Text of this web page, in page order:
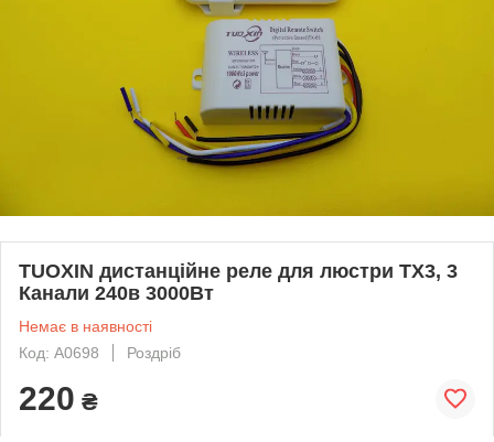
TUOXIN дистанційне реле для люстри TX3, 3
Канали 240в 3000Вт
Немає в наявності
Код: A0698
Роздріб
220 ₴